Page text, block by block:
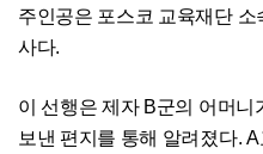
주인공은 포스코 교육재단
사다.
이 선행은 제자 B군의 어머니
보낸 편지를 통해 알려졌다.